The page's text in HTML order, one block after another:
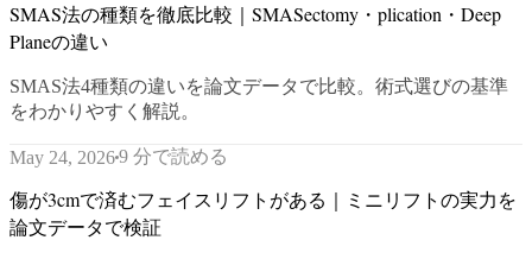
SMAS法の種類を徹底比較｜SMASectomy・plication・Deep
Planeの違い
SMAS法4種類の違いを論文データで比較。術式選びの基準
をわかりやすく解説。
May 24, 20269 分で読める
傷が3cmで済むフェイスリフトがある｜ミニリフトの実力を
論文データで検証